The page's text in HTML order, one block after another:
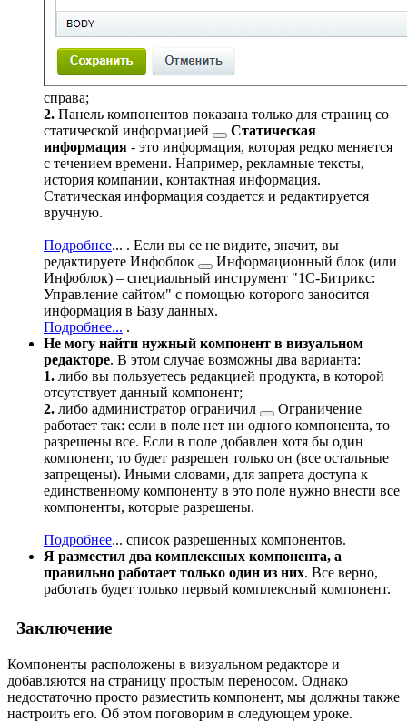
справа;
2. Панель компонентов показана только для страниц со
статической информацией
Статическая
информация - это информация, которая редко меняется
с течением времени. Например, рекламные тексты,
история компании, контактная информация.
Статическая информация создается и редактируется
вручную.
Подробнее... . Если вы ее не видите, значит, вы
редактируете Инфоблок
Информационный блок (или
Инфоблок) – специальный инструмент "1С-Битрикс:
Управление сайтом" с помощью которого заносится
информация в Базу данных.
Подробнее... .
Не могу найти нужный компонент в визуальном
редакторе. В этом случае возможны два варианта:
1. либо вы пользуетесь редакцией продукта, в которой
отсутствует данный компонент;
2. либо администратор ограничил
Ограничение
работает так: если в поле нет ни одного компонента, то
разрешены все. Если в поле добавлен хотя бы один
компонент, то будет разрешен только он (все остальные
запрещены). Иными словами, для запрета доступа к
единственному компоненту в это поле нужно внести все
компоненты, которые разрешены.
Подробнее... список разрешенных компонентов.
Я разместил два комплексных компонента, а
правильно работает только один из них. Все верно,
работать будет только первый комплексный компонент.
Заключение
Компоненты расположены в визуальном редакторе и
добавляются на страницу простым переносом. Однако
недостаточно просто разместить компонент, мы должны также
настроить его. Об этом поговорим в следующем уроке.